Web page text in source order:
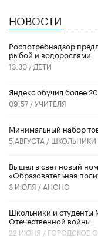
НОВОСТИ
Роспотребнадзор
рыбой и водорослями
13:30 / ДЕТИ
​Яндекс обучил более
09:57 /УЧИТЕЛЯ
Минимальный набор
5 АВГУСТА / ШКОЛЬНИКИ
Вышел в свет новый
«Образовательная
3 ИЮЛЯ / АНОНС
Школьники и студенты
Отечественной войны
22 ИЮНЯ / ГОРОДСКОЕ